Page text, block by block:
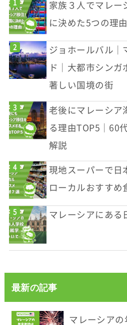
家族３人でマレー
に決めた5つの理
ジョホールバル｜
ド｜大都市シン
著しい国境の街
老後にマレーシア
る理由TOP5｜60
解説
現地スーパーで日
ローカルおすすめ
マレーシアにある
最新の記事
マレーシア